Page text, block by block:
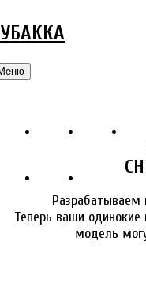
Теперь ваши
модель